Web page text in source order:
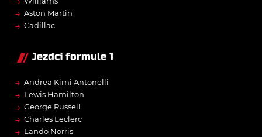
→ Aston Martin
→ Cadillac
Jezdci formule 1
→ Andrea Kimi Antonelli
→ Lewis Hamilton
→ George Russell
→ Charles Leclerc
→ Lando Norris